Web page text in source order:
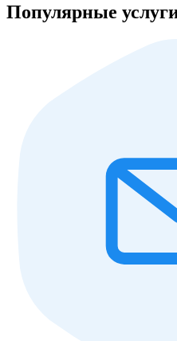
Популярные